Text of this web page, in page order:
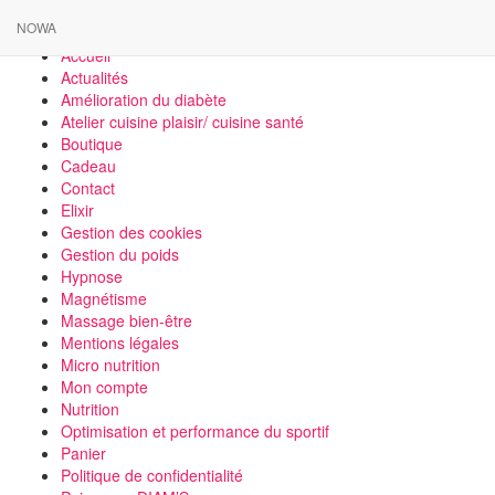
NOWA
Accueil
Actualités
Amélioration du diabète
Atelier cuisine plaisir/ cuisine santé
Boutique
Cadeau
Contact
Elixir
Gestion des cookies
Gestion du poids
Hypnose
Magnétisme
Massage bien-être
Mentions légales
Micro nutrition
Mon compte
Nutrition
Optimisation et performance du sportif
Panier
Politique de confidentialité